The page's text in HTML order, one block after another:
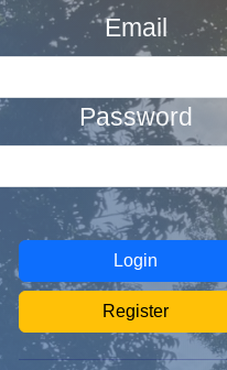
Email
Password
Login
Register